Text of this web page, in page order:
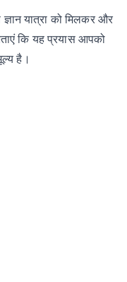
यात्रा को मिलकर और
कि यह प्रयास आपको
है।